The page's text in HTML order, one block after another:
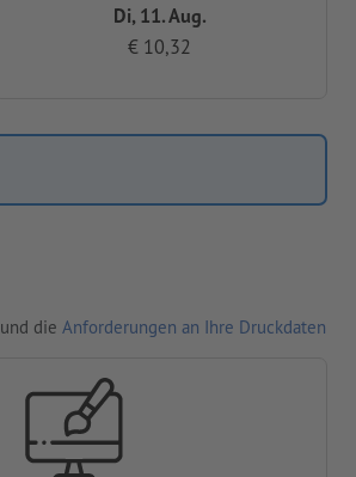
Di, 11. Aug.
€ 10,32
und die Anforderungen an Ihre Druckdaten